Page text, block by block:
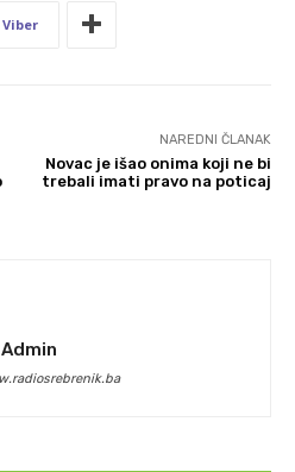
Viber
NAREDNI ČLANAK
Novac je išao onima koji ne bi
trebali imati pravo na poticaj
Admin